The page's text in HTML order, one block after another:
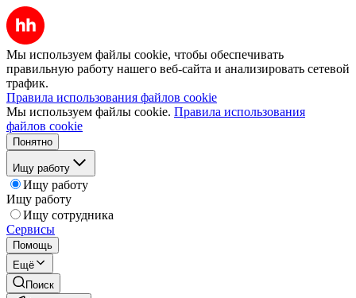
Мы используем файлы cookie, чтобы обеспечивать
правильную работу нашего веб-сайта и анализировать сетевой
трафик.
Правила использования файлов cookie
Мы используем файлы cookie. Правила использования
файлов cookie
Понятно
Ищу работу
Ищу работу
Ищу работу
Ищу сотрудника
Сервисы
Помощь
Ещё
Поиск